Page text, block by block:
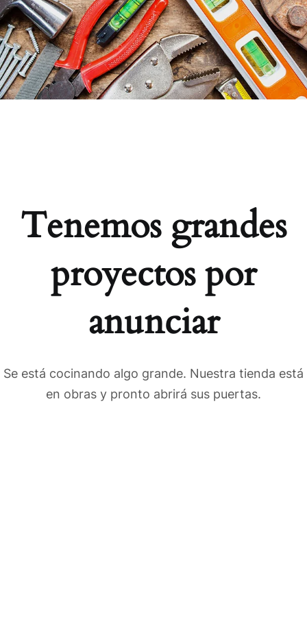
Tenemos grandes
proyectos por
anunciar
Se está cocinando algo grande. Nuestra tienda está
en obras y pronto abrirá sus puertas.